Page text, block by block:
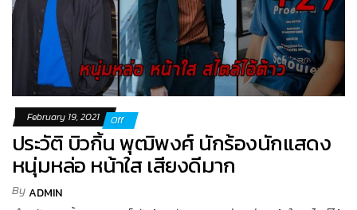
February 19, 2021 Off
ประวัติ บิวกิ้น พุฒิพงศ์ นักร้องนักแสดง
หนุ่มหล่อ หน้าใส เสียงดีมาก
ByADMIN